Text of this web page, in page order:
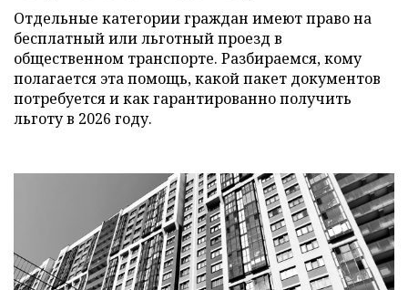
Отдельные категории граждан имеют право на
бесплатный или льготный проезд в
общественном транспорте. Разбираемся, кому
полагается эта помощь, какой пакет документов
потребуется и как гарантированно получить
льготу в 2026 году.